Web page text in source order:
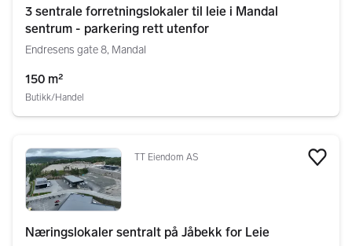
3 sentrale forretningslokaler til leie i Mandal
sentrum - parkering rett utenfor
Endresens gate 8, Mandal
150 m²
Butikk/Handel
TT Eiendom AS
Næringslokaler sentralt på Jåbekk for Leie